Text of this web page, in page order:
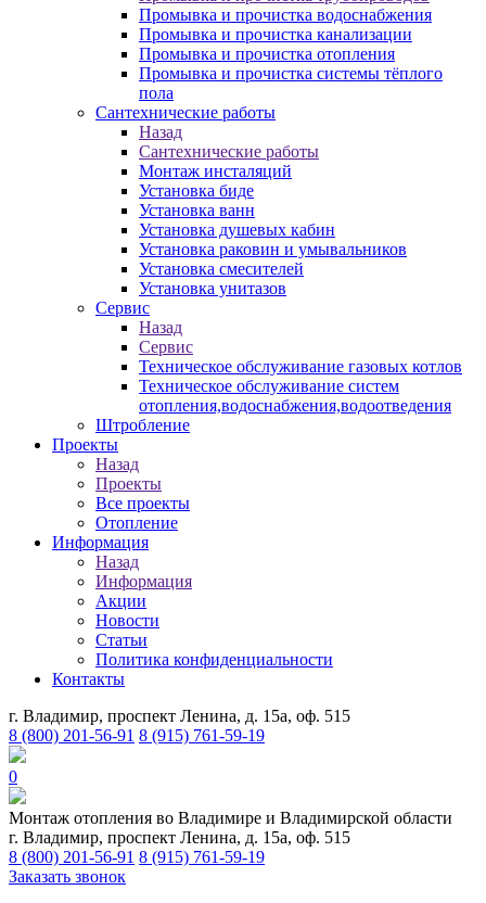
Промывка и прочистка водоснабжения
Промывка и прочистка канализации
Промывка и прочистка отопления
Промывка и прочистка системы тёплого
пола
Сантехнические работы
Назад
Сантехнические работы
Монтаж инсталяций
Установка биде
Установка ванн
Установка душевых кабин
Установка раковин и умывальников
Установка смесителей
Установка унитазов
Сервис
Назад
Сервис
Техническое обслуживание газовых котлов
Техническое обслуживание систем
отопления,водоснабжения,водоотведения
Штробление
Проекты
Назад
Проекты
Все проекты
Отопление
Информация
Назад
Информация
Акции
Новости
Статьи
Политика конфиденциальности
Контакты
г. Владимир, проспект Ленина, д. 15а, оф. 515
8 (800) 201-56-91 8 (915) 761-59-19
0
Монтаж отопления во Владимире и Владимирской области
г. Владимир, проспект Ленина, д. 15а, оф. 515
8 (800) 201-56-91 8 (915) 761-59-19
Заказать звонок